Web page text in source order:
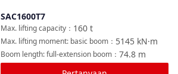
SAC1600T7
160 t
Max. lifting capacity ：
5145 kN·m
Max. lifting moment: basic boom ：
74.8 m
Boom length: full-extension boom ：